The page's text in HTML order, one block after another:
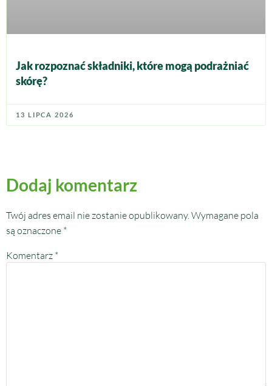
Jak rozpoznać składniki, które mogą podrażniać
skórę?
13 LIPCA 2026
Dodaj komentarz
Twój adres email nie zostanie opublikowany. Wymagane pola
są oznaczone *
Komentarz *